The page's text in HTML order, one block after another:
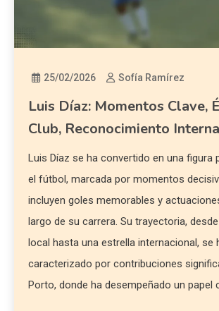
25/02/2026 Sofía Ramírez
Luis Díaz: Momentos Clave,
Club, Reconocimiento
Luis Díaz se ha convertido en una figura
el fútbol, marcada por momentos
incluyen goles memorables y
largo de su carrera. Su trayectoria,
local hasta una estrella internacional, se
caracterizado por contribuciones
Porto, donde ha desempeñado un papel